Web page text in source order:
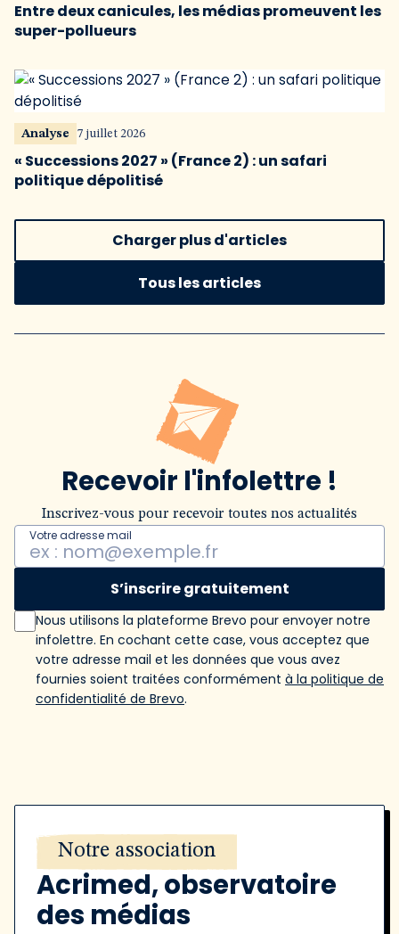
Entre deux canicules, les médias promeuvent les
super-pollueurs
Analyse 7 juillet 2026
« Successions 2027 » (France 2) : un safari
politique dépolitisé
Charger plus d'articles
Tous les articles
Recevoir l'infolettre !
Inscrivez-vous pour recevoir toutes nos actualités
Votre adresse mail
S’inscrire gratuitement
Nous utilisons la plateforme Brevo pour envoyer notre
infolettre. En cochant cette case, vous acceptez que
votre adresse mail et les données que vous avez
fournies soient traitées conformément à la politique de
confidentialité de Brevo.
Notre association
Acrimed, observatoire
des médias